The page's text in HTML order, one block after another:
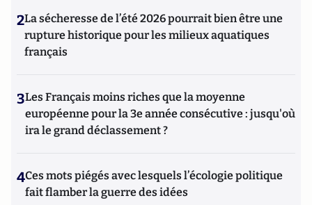
2La sécheresse de l’été 2026 pourrait bien être une
rupture historique pour les milieux aquatiques
français
3Les Français moins riches que la moyenne
européenne pour la 3e année consécutive : jusqu'où
ira le grand déclassement ?
4Ces mots piégés avec lesquels l’écologie politique
fait flamber la guerre des idées